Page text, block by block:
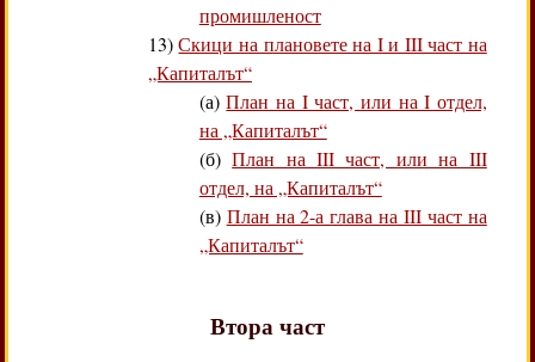
промишленост
13)Скици на плановете на I и III част на
„Капиталът“
(а)План на I част, или на I отдел,
на „Капиталът“
(б)План на III част, или на III
отдел, на „Капиталът“
(в) План на 2-а глава на III част на
„Капиталът“
Втора част